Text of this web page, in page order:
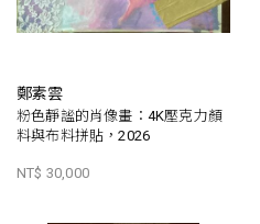
鄭素雲
粉色靜謐的肖像畫：4K壓克力顏
料與布料拼貼，2026
NT$ 30,000